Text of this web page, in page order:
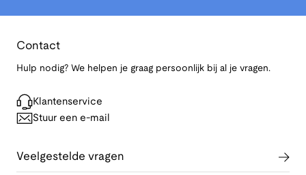
Contact
Hulp nodig? We helpen je graag persoonlijk bij al je vragen.
Klantenservice
Stuur een e-mail
Veelgestelde vragen